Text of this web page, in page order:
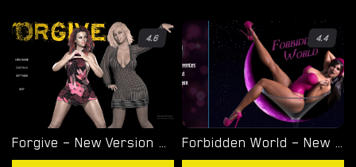
ロ
ー
ド
ダウンロード
4.6
Forgive – New Version 0.02 Update 3 [Fra_Seorn]
4.4
Forbidden World – New Version 0.2 [MX3Graphics]